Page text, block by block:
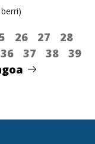
26 27
28
36 37 38
39